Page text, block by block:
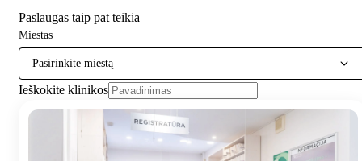
Paslaugas taip pat teikia
Miestas
Pasirinkite miestą
Ieškokite klinikos